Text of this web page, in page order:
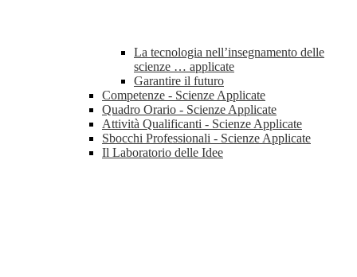
La tecnologia nell’insegnamento delle
scienze … applicate
Garantire il futuro
Competenze - Scienze Applicate
Quadro Orario - Scienze Applicate
Attività Qualificanti - Scienze Applicate
Sbocchi Professionali - Scienze Applicate
Il Laboratorio delle Idee